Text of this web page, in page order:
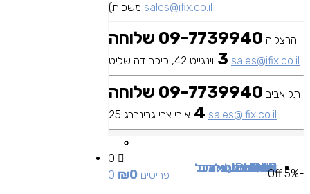
משכית) sales@ifix.co.il
הרצליה
09-7739940 שלוחה
3 וינגייט 42, כיכר דה שליט sales@ifix.co.il
תל אביב
09-7739940 שלוחה
4 אורי צבי גרינברג 25 sales@ifix.co.il
0
0 פריטים
₪0 IPHONE
IPAD
MAC
אביזרים
מכשירי סלולרכלשירותי מעבדה
כבלים ומתאמים -5% Off